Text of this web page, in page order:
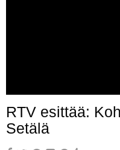
RTV esittää:
Setälä